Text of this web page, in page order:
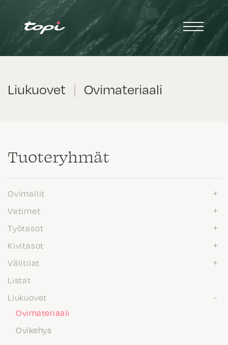
Liukuovet | Ovimateriaali
Tuote­ryhmät
Ovimallit
Vetimet
Työtasot
Kivitasot
Välitilat
Listat
Liukuovet
Ovimateriaali
Ovikehys